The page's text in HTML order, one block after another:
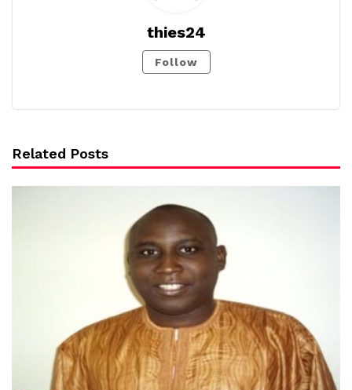
thies24
Follow
Related Posts